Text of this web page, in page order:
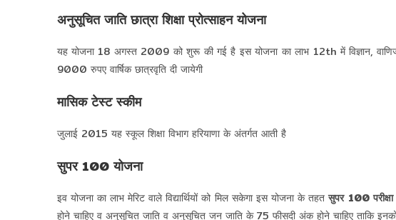
अनुसूचित जाति छात्रा शिक्षा प्रोत्साहन योजना
यह योजना 18 अगस्त 2009 को शुरू की गई है इस योजना का लाभ 12th में विज्ञान,
9000 रुपए वार्षिक छात्रवृति दी जायेगी
मासिक टेस्ट स्कीम
जुलाई 2015 यह स्कूल शिक्षा विभाग हरियाणा के अंतर्गत आती है
सुपर 100 योजना
इव योजना का लाभ मेरिट वाले विद्यार्थियों को मिल सकेगा इस योजना के तहतसुपर 100 परीक्षा
होने चाहिए व अनुसूचित जाति व अनुसूचित जन जाति के 75 फीसदी अंक होने चाहिए ताकि